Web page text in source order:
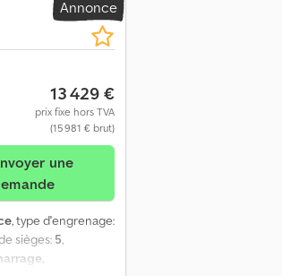
Sous réserve de
Annonce
13 429 €
prix fixe hors TVA
(15 981 € brut)
, type d'engrenage:
sièges: 5,